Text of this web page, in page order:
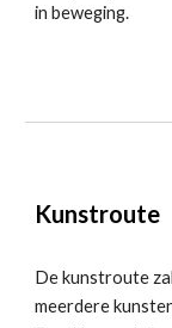
in beweging.
Kunstroute
De kunstroute
meerdere